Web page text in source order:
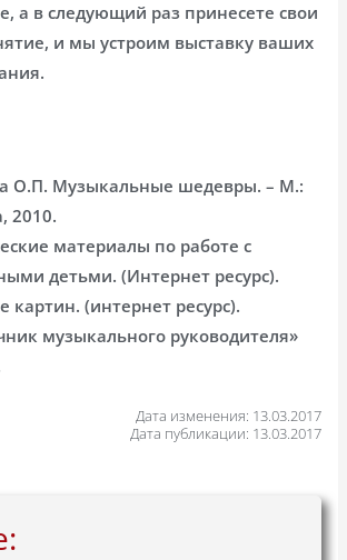
а в следующий раз принесете свои
и мы устроим выставку ваших
О.П. Музыкальные шедевры. – М.:
2010.
материалы по работе с
детьми. (Интернет ресурс).
картин. (интернет ресурс).
музыкального руководителя»
Дата изменения: 13.03.2017
Дата публикации: 13.03.2017